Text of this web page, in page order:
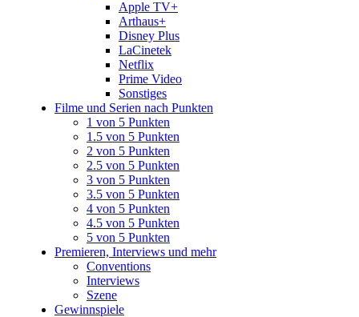
Apple TV+
Arthaus+
Disney Plus
LaCinetek
Netflix
Prime Video
Sonstiges
Filme und Serien nach Punkten
1 von 5 Punkten
1.5 von 5 Punkten
2 von 5 Punkten
2.5 von 5 Punkten
3 von 5 Punkten
3.5 von 5 Punkten
4 von 5 Punkten
4.5 von 5 Punkten
5 von 5 Punkten
Premieren, Interviews und mehr
Conventions
Interviews
Szene
Gewinnspiele